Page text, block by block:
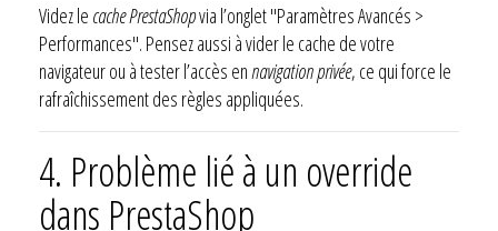
Videz le cache PrestaShopvia l’onglet "Paramètres Avancés >
Performances". Pensez aussi à vider le cache de votre
navigateur ou à tester l’accès en navigation privée, ce qui force le
rafraîchissement des règles appliquées.
4. Problème lié à un override
dans PrestaShop